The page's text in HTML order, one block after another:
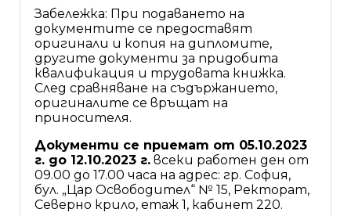
Забележка: При подаването на
документите се предоставят
оригинали и копия на дипломите,
другите документи за придобита
квалификация и трудовата книжка.
След сравняване на съдържанието,
оригиналите се връщат на
приносителя.
Документи се приемат от 05.10.2023
г. до 12.10.2023 г. всеки работен ден от
09.00 до 17.00 часа на адрес: гр. София,
бул. „Цар Освободител“ № 15, Ректорат,
Северно крило, етаж 1, кабинет 220.